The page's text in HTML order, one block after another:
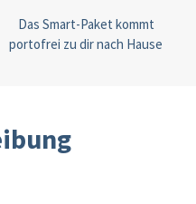
Das Smart-Paket kommt
portofrei zu dir nach Hause